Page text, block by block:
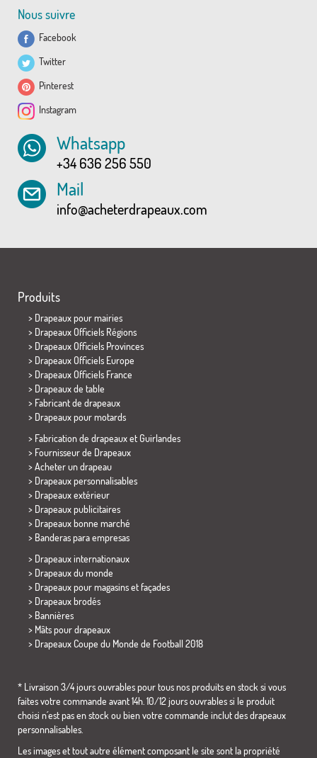
Nous suivre
Facebook
Twitter
Pinterest
Instagram
Whatsapp
+34 636 256 550
Mail
info@acheterdrapeaux.com
Produits
> Drapeaux pour mairies
> Drapeaux Officiels Régions
> Drapeaux Officiels Provinces
> Drapeaux Officiels Europe
> Drapeaux Officiels France
> Drapeaux de table
> Fabricant de drapeaux
> Drapeaux pour motards
> Fabrication de drapeaux et Guirlandes
> Fournisseur de Drapeaux
> Acheter un drapeau
> Drapeaux personnalisables
> Drapeaux extérieur
> Drapeaux publicitaires
> Drapeaux bonne marché
> Banderas para empresas
> Drapeaux internationaux
> Drapeaux du monde
> Drapeaux pour magasins et façades
> Drapeaux brodés
> Bannières
> Mâts pour drapeaux
> Drapeaux Coupe du Monde de Football 2018
* Livraison 3/4 jours ouvrables pour tous nos produits en stock si vous
faites votre commande avant 14h. 10/12 jours ouvrables si le produit
choisi n´est pas en stock ou bien votre commande inclut des drapeaux
personnalisables.
Les images et tout autre élément composant le site sont la propriété